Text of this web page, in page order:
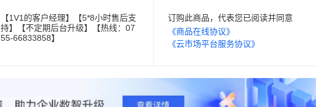
【1V1的客户经理】【5*8小时售后支
持】【不定期后台升级】【热线：07
55-66833858】
订购此商品，代表您已阅读并同意
《商品在线协议》
《云市场平台服务协议》